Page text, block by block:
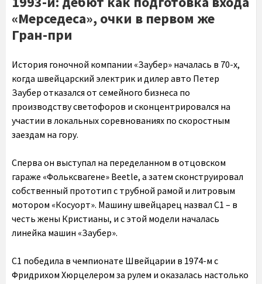
«Мерседеса», очки в первом же
Гран-при
История гоночной компании «Заубер» началась в 70-х,
когда швейцарский электрик и дилер авто Петер
Заубер отказался от семейного бизнеса по
производству светофоров и сконцентрировался на
участии в локальных соревнованиях по скоростным
заездам на гору.
Cперва он выступал на переделанном в отцовском
гараже «Фольксвагене» Beetle, а затем сконструировал
собственный прототип с трубной рамой и литровым
мотором «Косуорт». Машину швейцарец назвал С1 – в
честь жены Кристианы, и с этой модели началась
линейка машин «Заубер».
C1 победила в чемпионате Швейцарии в 1974-м с
Фридрихом Хюрцелером за рулем и оказалась настолько